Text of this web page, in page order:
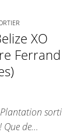
XO
Ferrand
Plantation sorti
Que de…